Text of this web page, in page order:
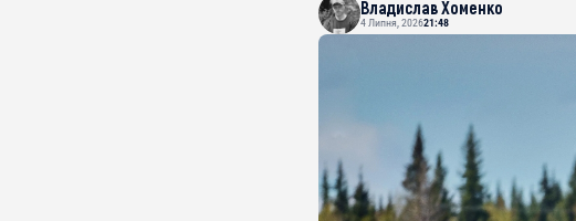
Владислав Хоменко
4 Липня, 202621:48